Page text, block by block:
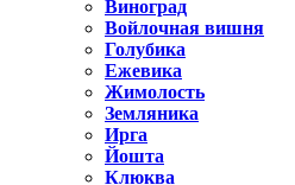
Виноград
Войлочная вишня
Голубика
Ежевика
Жимолость
Земляника
Ирга
Йошта
Клюква